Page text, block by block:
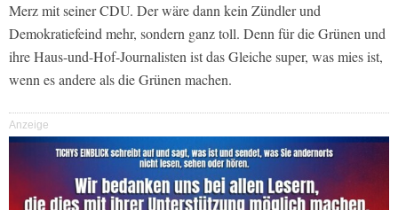
Merz mit seiner CDU. Der wäre dann kein Zündler und
Demokratiefeind mehr, sondern ganz toll. Denn für die Grünen und
ihre Haus-und-Hof-Journalisten ist das Gleiche super, was mies ist,
wenn es andere als die Grünen machen.
Anzeige